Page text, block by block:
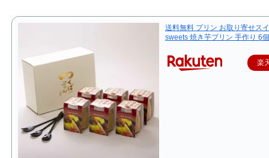
送料無料 プリン お取り寄せス
sweets 焼き芋プリン 手作り 6個
楽